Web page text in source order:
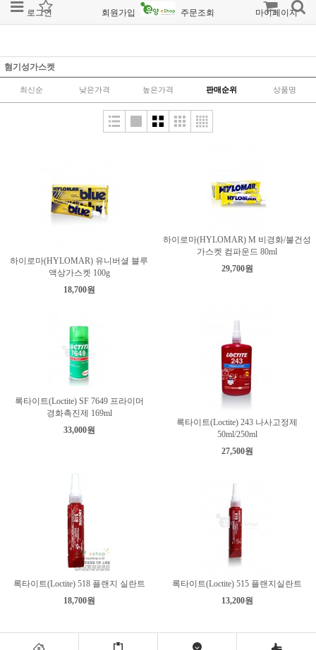
로그인 회원가입 주문조회 마이페이지
혐기성가스켓
최신순 낮은가격 높은가격 판매순위 상품명
하이로마(HYLOMAR) 유니버셜 블루
액상가스켓 100g
18,700원
하이로마(HYLOMAR) M 비경화/불건성
가스켓 컴파운드 80ml
29,700원
록타이트(Loctite) SF 7649 프라이머
경화촉진제 169ml
33,000원
록타이트(Loctite) 243 나사고정제
50ml/250ml
27,500원
록타이트(Loctite) 518 플랜지 실란트
18,700원
록타이트(Loctite) 515 플랜지실란트
13,200원